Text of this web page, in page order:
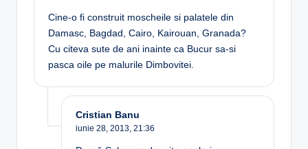
Cine-o fi construit moscheile si palatele din
Damasc, Bagdad, Cairo, Kairouan, Granada?
Cu citeva sute de ani inainte ca Bucur sa-si
pasca oile pe malurile Dimbovitei.
Cristian Banu
iunie 28, 2013, 21:36